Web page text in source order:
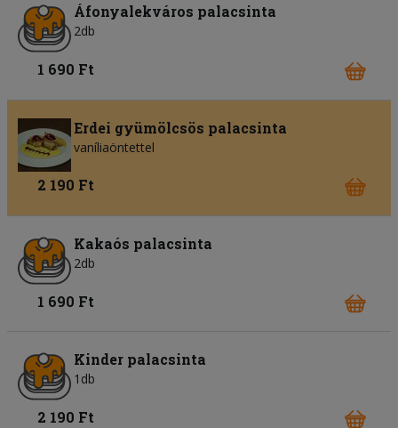
Áfonyalekváros palacsinta
2db
1 690 Ft
Erdei gyümölcsös palacsinta
vaníliaöntettel
2 190 Ft
Kakaós palacsinta
2db
1 690 Ft
Kinder palacsinta
1db
2 190 Ft